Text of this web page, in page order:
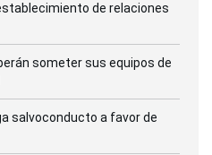
de relaciones
someter sus equipos de
salvoconducto a favor de